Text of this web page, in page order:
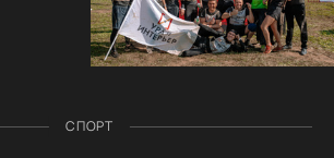
СПОРТ